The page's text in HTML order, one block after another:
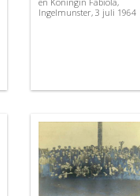
Ingelmunster, 3 juli 1964